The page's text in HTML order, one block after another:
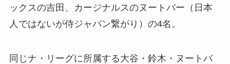
ックスの吉田、カージナルスのヌートバー（日本
人ではないが侍ジャパン繋がり）の4名。
同じナ・リーグに所属する大谷・鈴木・ヌートバ